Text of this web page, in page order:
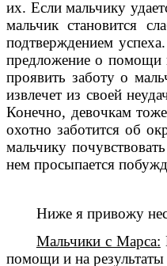
их. Если мальчику
мальчик становится
подтверждением
предложение о помощи
проявить заботу о
извлечет из своей
Конечно, девочкам
охотно заботится об
мальчику
нем просыпается
Ниже я привожу
Мальчики с Марса:
помощи и на результаты